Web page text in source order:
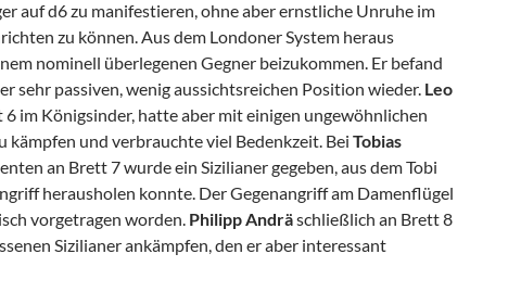
auf d6 zu manifestieren, ohne aber ernstliche Unruhe im
zu können. Aus dem Londoner System heraus
nominell überlegenen Gegner beizukommen. Er befand
sehr passiven, wenig aussichtsreichen Position wieder. Leo
im Königsinder, hatte aber mit einigen ungewöhnlichen
kämpfen und verbrauchte viel Bedenkzeit. Bei Tobias
an Brett 7 wurde ein Sizilianer gegeben, aus dem Tobi
herausholen konnte. Der Gegenangriff am Damenflügel
vorgetragen worden. Philipp Andräschließlich an Brett 8
Sizilianer ankämpfen, den er aber interessant